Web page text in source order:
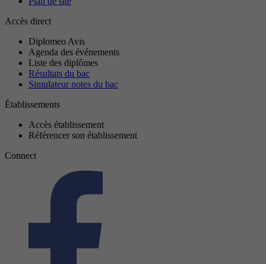
Accès direct
Diplomeo Avis
Agenda des événements
Liste des diplômes
Résultats du bac
Simulateur notes du bac
Établissements
Accès établissement
Référencer son établissement
Connect